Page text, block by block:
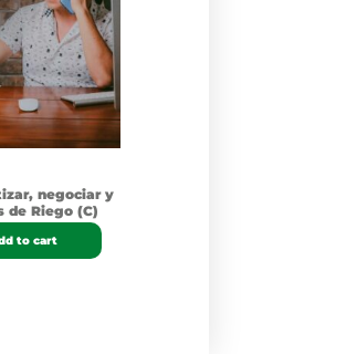
negociar y
de Riego (C)
to cart